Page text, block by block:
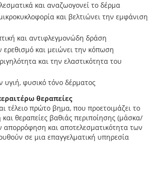
και αναζωογονεί το δέρμα
και βελτιώνει την εμφάνιση
και αντιφλεγμονώδη δράση
ερεθισμό και μειώνει την κόπωση
και την ελαστικότητα του
υγιή, φυσικό τόνο δέρματος
θεραπείες
τέλειο πρώτο βημα, που προετοιμάζει το
θεραπείες βαθιάς περιποίησης (μάσκα/
απορρόφηση και αποτελεσματικότητα των
σε μια επαγγελματική υπηρεσία